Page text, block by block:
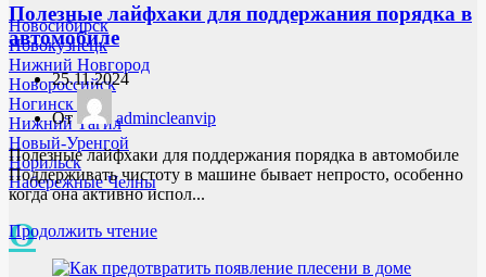
Новосибирск
Новокузнецк
Нижний Новгород
Новороссийск
Ногинск МО
Нижний Тагил
Новый-Уренгой
Норильск
Набережные Челны
О
Полезные лайфхаки для поддержания порядка в
автомобиле
25.11.2024
От
admincleanvip
Полезные лайфхаки для поддержания порядка в автомобиле
Поддерживать чистоту в машине бывает непросто, особенно
когда она активно испол...
Продолжить чтение